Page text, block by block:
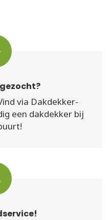
via Dakdekker-
een dakdekker bij